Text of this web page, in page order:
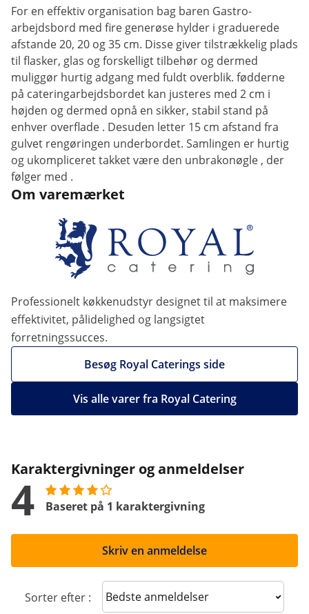
For en effektiv organisation bag baren Gastro-
arbejdsbord med fire generøse hylder i graduerede
afstande20, 20 og35 cm. Disse givertilstrækkelig plads
til flasker, glas ogforskelligttilbehør og dermed
muliggør hurtigadgang med fuldt overblik. fødderne
på cateringarbejdsbordet kan justeres med 2 cm i
højden og dermed opnå en sikker, stabil stand på
enhver overflade . Desuden letter 15 cm afstand fra
gulvet rengøringen underbordet. Samlingen er hurtig
og ukomplicerettakket være den unbrakonøgle , der
følger med .
Om varemærket
Professionelt køkkenudstyr designet til at maksimere
effektivitet, pålidelighed og langsigtet
forretningssucces.
Besøg Royal Caterings side
Vis alle varer fra Royal Catering
Karaktergivninger og anmeldelser
4 Baseret på 1 karaktergivning
Skriv en anmeldelse
Sorter efter : Sort reviews